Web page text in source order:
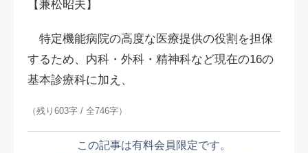
【兼松昭夫】
特定機能病院の高度な医療提供の役割を担保
するため、内科・外科・精神科など現在の16の
基本診療科に加え、
（残り603字 / 全746字）
この記事は有料会員限定です。